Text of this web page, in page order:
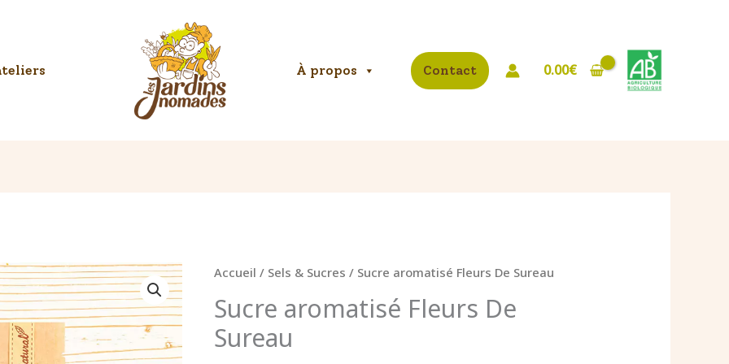
À propos Contact 0.00€
Accueil / Sels & Sucres / Sucre aromatisé Fleurs De Sureau
Sucre aromatisé Fleurs De
Sureau
Sureau